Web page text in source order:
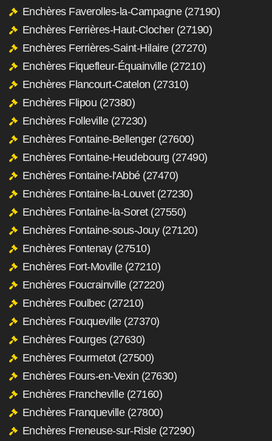
Enchères Faverolles-la-Campagne (27190)
Enchères Ferrières-Haut-Clocher (27190)
Enchères Ferrières-Saint-Hilaire (27270)
Enchères Fiquefleur-Équainville (27210)
Enchères Flancourt-Catelon (27310)
Enchères Flipou (27380)
Enchères Folleville (27230)
Enchères Fontaine-Bellenger (27600)
Enchères Fontaine-Heudebourg (27490)
Enchères Fontaine-l'Abbé (27470)
Enchères Fontaine-la-Louvet (27230)
Enchères Fontaine-la-Soret (27550)
Enchères Fontaine-sous-Jouy (27120)
Enchères Fontenay (27510)
Enchères Fort-Moville (27210)
Enchères Foucrainville (27220)
Enchères Foulbec (27210)
Enchères Fouqueville (27370)
Enchères Fourges (27630)
Enchères Fourmetot (27500)
Enchères Fours-en-Vexin (27630)
Enchères Francheville (27160)
Enchères Franqueville (27800)
Enchères Freneuse-sur-Risle (27290)